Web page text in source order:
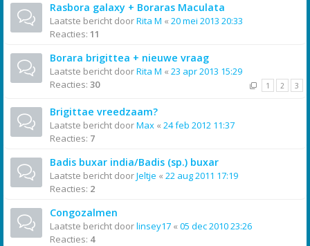
Rasbora galaxy + Boraras Maculata
Laatste bericht doorRita M « 20 mei 2013 20:33
Reacties: 11
Borara brigittea + nieuwe vraag
Laatste bericht doorRita M « 23 apr 2013 15:29
Reacties: 30 1 2 3
Brigittae vreedzaam?
Laatste bericht doorMax « 24 feb 2012 11:37
Reacties: 7
Badis buxar india/Badis (sp.) buxar
Laatste bericht doorJeltje « 22 aug 2011 17:19
Reacties: 2
Congozalmen
Laatste bericht doorlinsey17 « 05 dec 2010 23:26
Reacties: 4